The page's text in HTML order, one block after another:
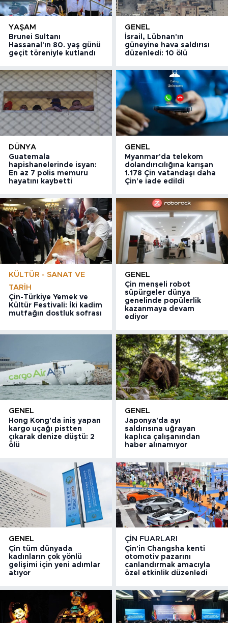
YAŞAM
Brunei Sultanı
Hassanal'ın 80. yaş günü
geçit töreniyle kutlandı
GENEL
İsrail, Lübnan'ın
güneyine hava saldırısı
düzenledi: 10 ölü
DÜNYA
Guatemala
hapishanelerinde isyan:
En az 7 polis memuru
hayatını kaybetti
GENEL
Myanmar'da telekom
dolandırıcılığına karışan
1.178 Çin vatandaşı daha
Çin'e iade edildi
KÜLTÜR - SANAT VE
TARIH
Çin-Türkiye Yemek ve
Kültür Festivali: İki kadim
mutfağın dostluk sofrası
GENEL
Çin menşeli robot
süpürgeler dünya
genelinde popülerlik
kazanmaya devam
ediyor
GENEL
Hong Kong'da iniş yapan
kargo uçağı pistten
çıkarak denize düştü: 2
ölü
GENEL
Japonya'da ayı
saldırısına uğrayan
kaplıca çalışanından
haber alınamıyor
GENEL
Çin tüm dünyada
kadınların çok yönlü
gelişimi için yeni adımlar
atıyor
ÇIN FUARLARI
Çin'in Changsha kenti
otomotiv pazarını
canlandırmak amacıyla
özel etkinlik düzenledi